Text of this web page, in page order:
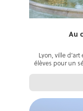
Au
Lyon, ville
élèves pour un